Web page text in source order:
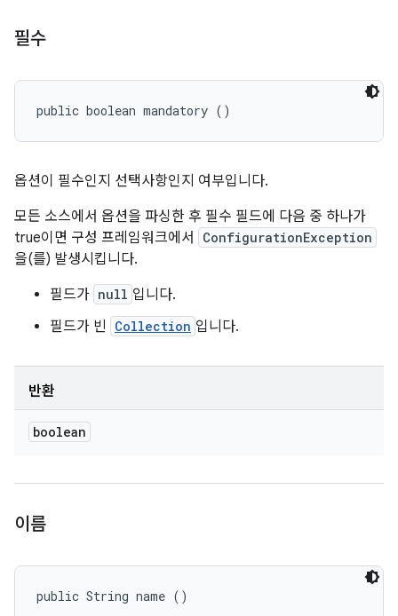
필수
public boolean mandatory ()
옵션이 필수인지 선택사항인지 여부입니다.
모든 소스에서 옵션을 파싱한 후 필수 필드에 다음 중 하나가
true이면 구성 프레임워크에서
ConfigurationException
을(를) 발생시킵니다.
필드가 null 입니다.
필드가 빈
Collection 입니다.
반환
boolean
이름
public String name ()